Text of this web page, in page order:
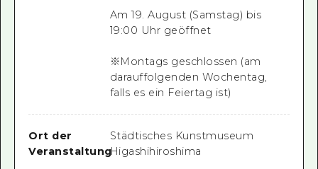
Am 19. August (Samstag) bis
19:00 Uhr geöffnet
※Montags geschlossen (am
darauffolgenden Wochentag,
falls es ein Feiertag ist)
Ort der
Veranstaltung
Städtisches Kunstmuseum
Higashihiroshima